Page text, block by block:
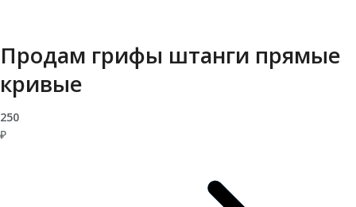
Продам грифы штанги прямые
кривые
250
₽